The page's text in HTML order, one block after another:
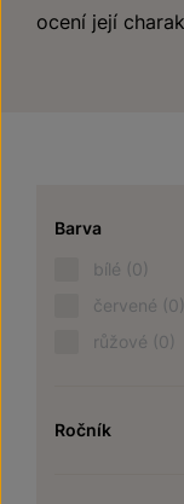
ocení její
Barva
bílé (0)
červené (0)
růžové (0)
Ročník